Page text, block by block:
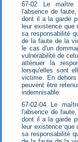
67-02 Le maître
l'absence de
dont il a la garde
leur existence que
sa responsabilité
de la faute de la
le cas d'un
vulnérabilité de
atténuer la
lorsqu'elles sont
victime. En
peuvent être
indemnisable.
67-02-04 Le
l'absence de
dont il a la garde
leur existence que
sa responsabilité